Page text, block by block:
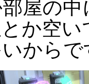
屋の中
か空い
から